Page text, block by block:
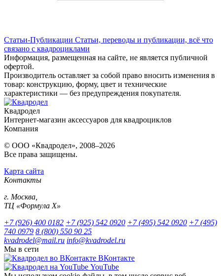
Статьи-Публикации Статьи, переводы и публикации, всё что
связано с квадроциклами
Информация, размещенная на сайте, не является публичной
офертой.
Производитель оставляет за собой право вносить изменения в
товар: конструкцию, форму, цвет и технические
характеристики — без предупреждения покупателя.
Квадродел
Интернет-магазин аксессуаров для квадроциклов
Компания
© ООО «Квадродел», 2008–2026
Все права защищены.
Карта сайта
Контакты
г. Москва,
ТЦ «Формула Х»
+7 (926) 400 0182 +7 (925) 542 0920 +7 (495) 542 0920 +7 (495)
740 0979 8 (800) 550 90 25
kvadrodel@mail.ru info@kvadrodel.ru
Мы в сети
ВКонтакте
YouTube